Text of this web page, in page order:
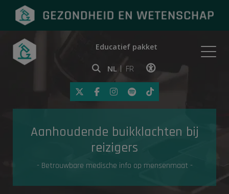
Onderwerpen
Gezondheid in de media
Educatief pakket
NL FR
Klik op deze link om
Aanhoudende buikklachten bij
reizigers
- Betrouwbare medische info op mensenmaat -